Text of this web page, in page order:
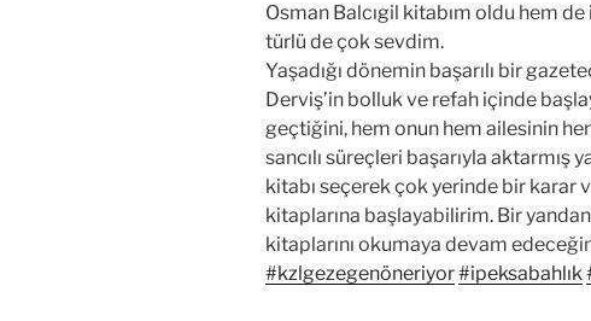
Osman Balcıgil kitabım oldu hem de
türlü de çok sevdim.
Yaşadığı dönemin başarılı bir
Derviş’in bolluk ve refah içinde
geçtiğini, hem onun hem ailesinin
sancılı süreçleri başarıyla aktarmış
kitabı seçerek çok yerinde bir karar
kitaplarına başlayabilirim. Bir
kitaplarını okumaya devam
#kzlgezegenöneriyor#ipeksabahlık